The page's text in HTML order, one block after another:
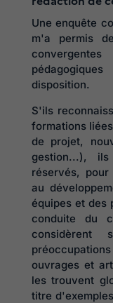
Une enquête
m'a permis
disposition.
S'ils
formations
de projet,
gestion...),
réservés,
au
équipes et des
conduite du
considèrent
ouvrages et
les trouvent
titre